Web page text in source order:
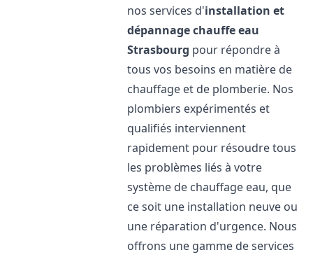
nos services d'installation et
dépannage chauffe eau
Strasbourg pour répondre à
tous vos besoins en matière de
chauffage et de plomberie. Nos
plombiers expérimentés et
qualifiés interviennent
rapidement pour résoudre tous
les problèmes liés à votre
système de chauffage eau, que
ce soit une installation neuve ou
une réparation d'urgence. Nous
offrons une gamme de services